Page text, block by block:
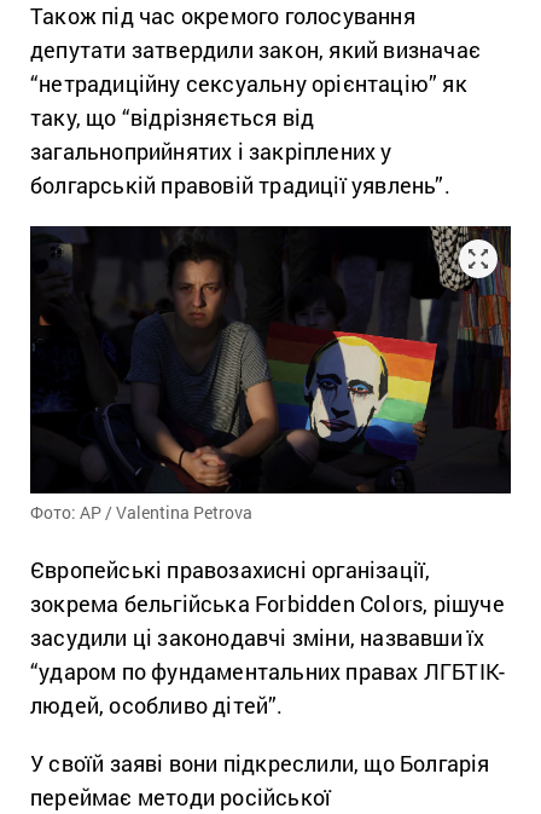
Також під час окремого голосування
депутати затвердили закон, який визначає
“нетрадиційну сексуальну орієнтацію” як
таку, що “відрізняється від
загальноприйнятих і закріплених у
болгарській правовій традиції уявлень”.
Фото: AP / Valentina Petrova
Європейські правозахисні організації,
зокрема бельгійська Forbidden Colors, рішуче
засудили ці законодавчі зміни, назвавши їх
“ударом по фундаментальних правах ЛГБТІК-
людей, особливо дітей”.
У своїй заяві вони підкреслили, що Болгарія
переймає методи російської